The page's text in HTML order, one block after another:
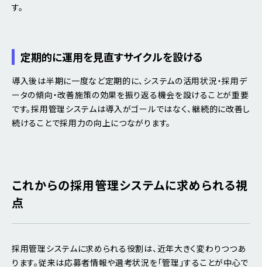
す。
定期的に運用を見直すサイクルを設ける
導入後は半期に一度など定期的に、システムの活用状況・採用デ
ータの傾向・改善施策の効果を振り返る機会を設けることが重要
です。採用管理システムは導入がゴールではなく、継続的に改善し
続けることで採用力の向上につながります。
これからの採用管理システムに求められる視
点
採用管理システムに求められる役割は、近年大きく変わりつつあ
ります。従来は応募者情報や選考状況を「管理」することが中心で